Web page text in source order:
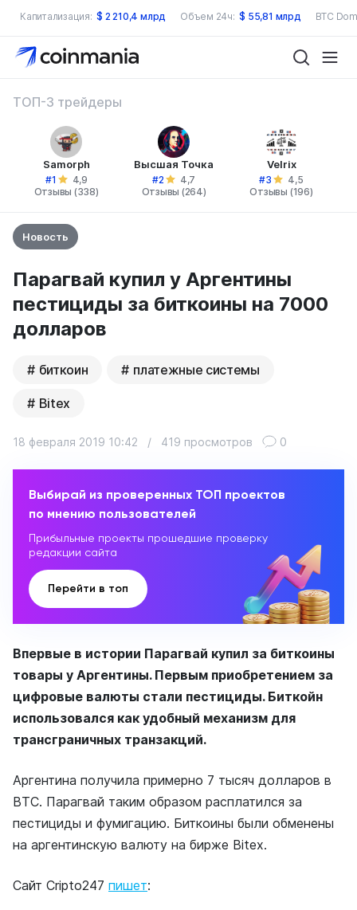
Капитализация: $ 2 210,4 млрд Объем 24ч: $ 55,81 млрд BTC
ТОП-3 трейдеры
Samorph
#1
4,9
Отзывы (338)
Высшая Точка
#2
4,7
Отзывы (264)
Velrix
#3
4,5
Отзывы (196)
Новость
Парагвай купил у Аргентины
пестициды за биткоины на 7000
долларов
биткоин платежные системы
Bitex
18 февраля 2019 10:42 / 419 просмотров 0
Выбирай из проверенных ТОП проектов
по мнению пользователей
Прибыльные проекты прошедшие проверку
редакции сайта
Перейти в топ
Впервые в истории Парагвай купил за биткоины
товары у Аргентины. Первым приобретением за
цифровые валюты стали пестициды. Биткойн
использовался как удобный механизм для
трансграничных транзакций.
Аргентина получила примерно 7 тысяч долларов в
BTC. Парагвай таким образом расплатился за
пестициды и фумигацию. Биткоины были обменены
на аргентинскую валюту на бирже Bitex.
Сайт Cripto247 пишет: